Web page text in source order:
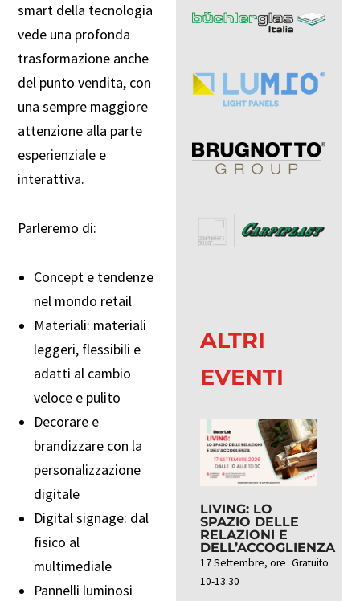
smart della tecnologia
vede una profonda
trasformazione anche
del punto vendita, con
una sempre maggiore
attenzione alla parte
esperienziale e
interattiva.
Parleremo di:
Concept e tendenze
nel mondo retail
Materiali: materiali
leggeri, flessibili e
adatti al cambio
veloce e pulito
Decorare e
brandizzare con la
personalizzazione
digitale
Digital signage: dal
fisico al
multimediale
Pannelli luminosi
ALTRI
EVENTI
LIVING: LO
SPAZIO DELLE
RELAZIONI E
DELL’ACCOGLIENZA
17 Settembre, ore
10-13:30
Gratuito